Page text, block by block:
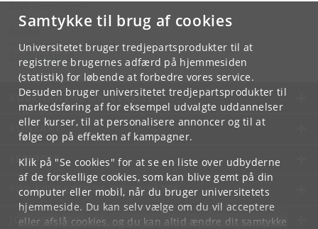
Samtykke til brug af cookies
Universitetet bruger tredjepartsprodukter til at
registrere brugernes adfærd på hjemmesiden
(statistik) for løbende at forbedre vores service.
Desuden bruger universitetet tredjepartsprodukter til
markedsføring af for eksempel udvalgte uddannelser
eller kurser, til at personalisere annoncer og til at
følge op på effekten af kampagner.
Klik på "Se cookies" for at se en liste over udbyderne
af de forskellige cookies, som kan blive gemt på din
computer eller mobil, når du bruger universitetets
hjemmeside. Du kan selv vælge om du vil acceptere
eller afslå cookies, og du kan altid ændre dit samtykke
Institut for Klinisk Medicin
KØBENHAVNS UNIVERSITET
KONTAKT
SERVICES
FOR STUDERENDE OG ANSATTE
JOB OG KARRIERE